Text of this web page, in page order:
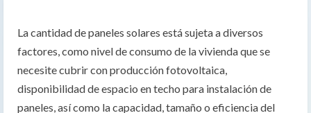
La cantidad de paneles solares está sujeta a diversos
factores, como nivel de consumo de la vivienda que se
necesite cubrir con producción fotovoltaica,
disponibilidad de espacio en techo para instalación de
paneles, así como la capacidad, tamaño o eficiencia del